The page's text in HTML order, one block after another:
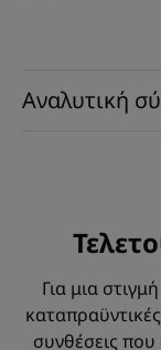
Αναλυτική
Για μια
συνθέσεις που